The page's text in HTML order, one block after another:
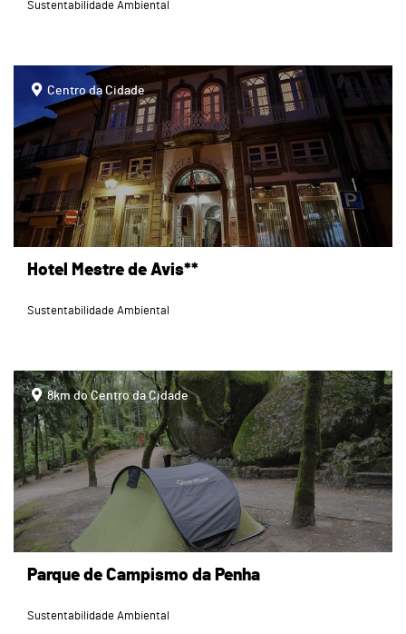
Sustentabilidade Ambiental
Centro da Cidade
Hotel Mestre de Avis**
Sustentabilidade Ambiental
page
8km do Centro da Cidade
Parque de Campismo da Penha
Sustentabilidade Ambiental